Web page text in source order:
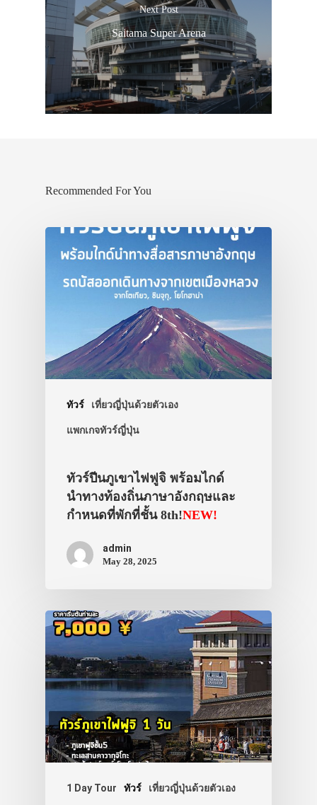
Next Post
Saitama Super Arena
Recommended For You
ทัวร์ เที่ยวญี่ปุ่นด้วยตัวเอง
แพกเกจทัวร์ญี่ปุ่น
ทัวร์ปีนภูเขาไฟฟูจิ พร้อมไกด์
นำทางท้องถิ่นภาษาอังกฤษและ
กำหนดที่พักที่ชั้น 8th!NEW!
admin
May 28, 2025
1 Day Tour ทัวร์ เที่ยวญี่ปุ่นด้วยตัวเอง